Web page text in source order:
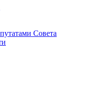
Совета